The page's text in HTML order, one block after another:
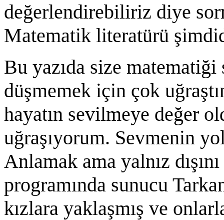
değerlendirebiliriz diye
Matematik literatürü
Bu yazıda size
düşmemek için çok
hayatın sevilmeye değer
uğraşıyorum. Sevmenin
Anlamak ama yalnız
programında sunucu
kızlara yaklaşmış ve